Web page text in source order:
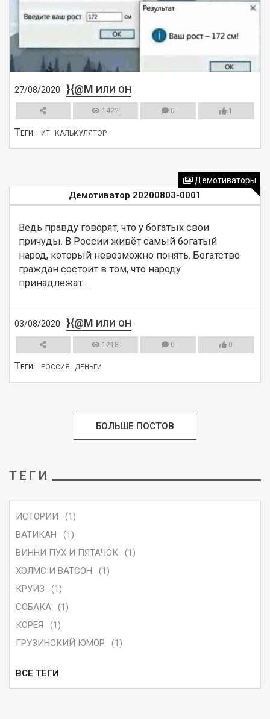
27/08/2020 }{@M ИЛИ ОН
1422 0 1
ТЕГИ: ИТ КАЛЬКУЛЯТОР
Демотиватор 20200803-0001
Ведь правду говорят, что у богатых свои
причуды. В России живёт самый богатый
народ, который невозможно понять. Богатство
граждан состоит в том, что народу
принадлежат...
03/08/2020 }{@M ИЛИ ОН
1218 0 0
Демотиваторы
ТЕГИ: РОССИЯ ДЕНЬГИ
БОЛЬШЕ ПОСТОВ
ТЕГИ
ИСТОРИИ
(1)
ВАТИКАН
(1)
ВИННИ ПУХ И ПЯТАЧОК
(1)
ХОЛМС И ВАТСОН
(1)
КРУИЗ
(1)
СОБАКА
(1)
КОРЕЯ
(1)
ГРУЗИНСКИЙ ЮМОР
(1)
ВСЕ ТЕГИ